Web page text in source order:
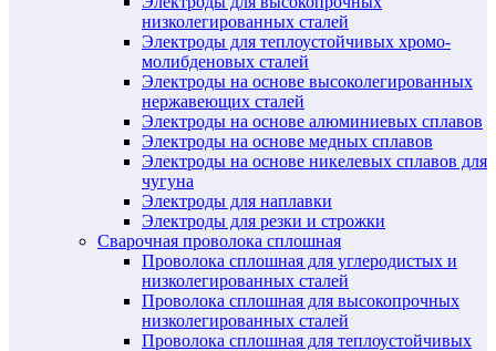
низколегированных сталей
Электроды для теплоустойчивых хромо-
молибденовых сталей
Электроды на основе высоколегированных
нержавеющих сталей
Электроды на основе алюминиевых сплавов
Электроды на основе медных сплавов
Электроды на основе никелевых сплавов для
чугуна
Электроды для наплавки
Электроды для резки и строжки
Сварочная проволока сплошная
Проволока сплошная для углеродистых и
низколегированных сталей
Проволока сплошная для высокопрочных
низколегированных сталей
Проволока сплошная для теплоустойчивых